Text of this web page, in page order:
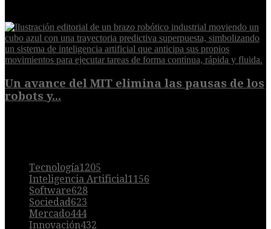
Un avance del MIT elimina las pausas de los
robots y...
Tecnología1205
Inteligencia Artificial1156
Software628
Sociedad623
Mercado444
Innovación432